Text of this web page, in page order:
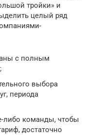
тройки» и
целый ряд
с полным
выбора
периода
либо команды, чтобы
достаточно